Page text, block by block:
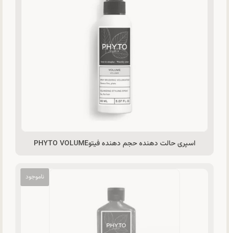
اسپری حالت دهنده حجم دهنده فیتوPHYTO VOLUME